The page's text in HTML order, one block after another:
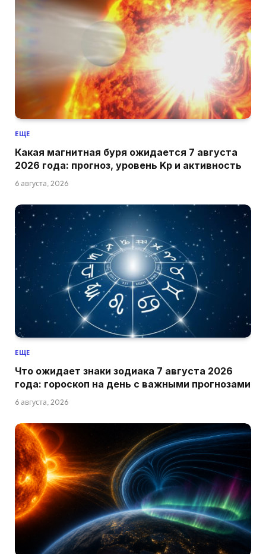
ЕЩЕ
Какая магнитная буря ожидается 7 августа
2026 года: прогноз, уровень Kp и активность
6 августа, 2026
ЕЩЕ
Что ожидает знаки зодиака 7 августа 2026
года: гороскоп на день с важными прогнозами
6 августа, 2026